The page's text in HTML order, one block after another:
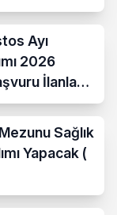
)
Ayı
2026
İlanları
Sağlık
Yapacak (